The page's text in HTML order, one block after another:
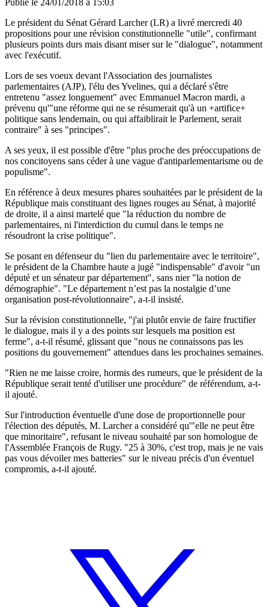
Le président du Sénat Gérard Larcher (LR) a livré mercredi 40
propositions pour une révision constitutionnelle "utile", confirmant
plusieurs points durs mais disant miser sur le "dialogue", notamment
avec l'exécutif.
Lors de ses voeux devant l'Association des journalistes
parlementaires (AJP), l'élu des Yvelines, qui a déclaré s'être
entretenu "assez longuement" avec Emmanuel Macron mardi, a
prévenu qu'"une réforme qui ne se résumerait qu'à un +artifice+
politique sans lendemain, ou qui affaiblirait le Parlement, serait
contraire" à ses "principes".
A ses yeux, il est possible d'être "plus proche des préoccupations de
nos concitoyens sans céder à une vague d'antiparlementarisme ou de
populisme".
En référence à deux mesures phares souhaitées par le président de la
République mais constituant des lignes rouges au Sénat, à majorité
de droite, il a ainsi martelé que "la réduction du nombre de
parlementaires, ni l'interdiction du cumul dans le temps ne
résoudront la crise politique".
Se posant en défenseur du "lien du parlementaire avec le territoire",
le président de la Chambre haute a jugé "indispensable" d'avoir "un
député et un sénateur par département", sans nier "la notion de
démographie". "Le département n’est pas la nostalgie d’une
organisation post-révolutionnaire", a-t-il insisté.
Sur la révision constitutionnelle, "j'ai plutôt envie de faire fructifier
le dialogue, mais il y a des points sur lesquels ma position est
ferme", a-t-il résumé, glissant que "nous ne connaissons pas les
positions du gouvernement" attendues dans les prochaines semaines.
"Rien ne me laisse croire, hormis des rumeurs, que le président de la
République serait tenté d'utiliser une procédure" de référendum, a-t-
il ajouté.
Sur l'introduction éventuelle d'une dose de proportionnelle pour
l'élection des députés, M. Larcher a considéré qu'"elle ne peut être
que minoritaire", refusant le niveau souhaité par son homologue de
l'Assemblée François de Rugy. "25 à 30%, c'est trop, mais je ne vais
pas vous dévoiler mes batteries" sur le niveau précis d'un éventuel
compromis, a-t-il ajouté.